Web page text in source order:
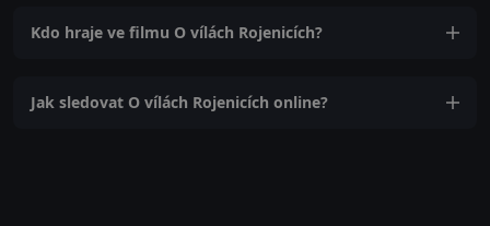
Kdo hraje ve filmu O vílách Rojenicích?
Jak sledovat O vílách Rojenicích online?